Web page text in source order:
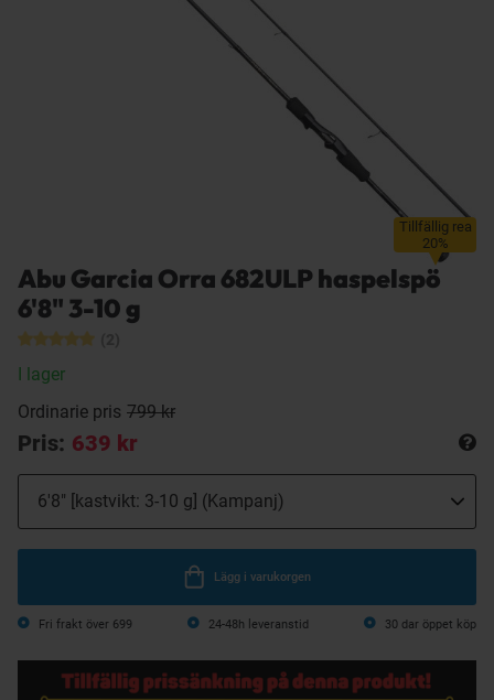
Tillfällig rea
20%
Abu Garcia Orra 682ULP haspelspö
6'8" 3-10 g
I lager
Ordinarie pris 799 kr
Pris: 639 kr
Lägg i varukorgen
Fri frakt över 699 24-48h leveranstid 30 dar öppet köp